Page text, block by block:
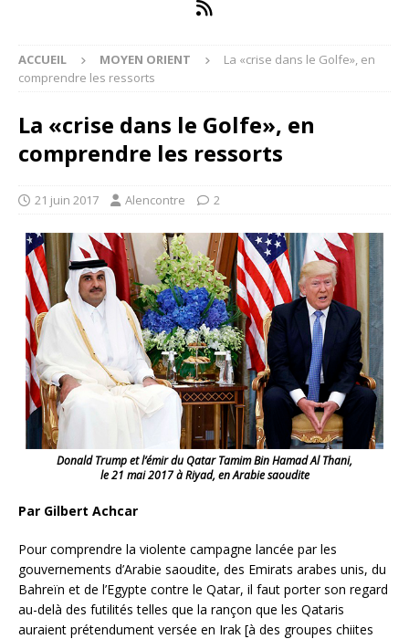
ACCUEIL MOYEN ORIENT
La «crise dans le Golfe», en
comprendre les ressorts
La «crise dans le Golfe», en
comprendre les ressorts
21 juin 2017 Alencontre 2
Donald Trump et l’émir du Qatar Tamim Bin Hamad Al Thani,
le 21 mai 2017 à Riyad, en Arabie saoudite
Par Gilbert Achcar
Pour comprendre la violente campagne lancée par les
gouvernements d’Arabie saoudite, des Emirats arabes unis, du
Bahreïn et de l’Egypte contre le Qatar, il faut porter son regard
au-delà des futilités telles que la rançon que les Qataris
auraient prétendument versée en Irak [à des groupes chiites